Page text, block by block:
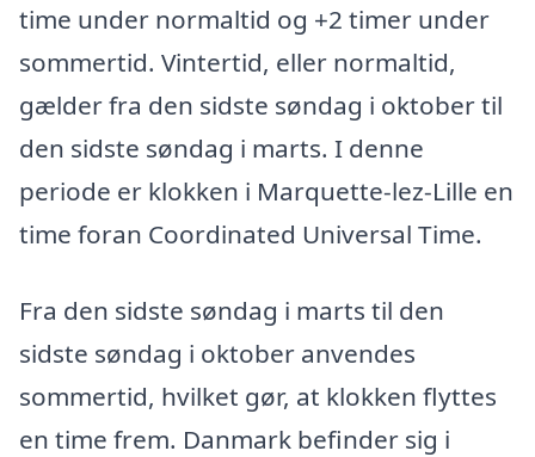
time under normaltid og +2 timer under
sommertid. Vintertid, eller normaltid,
gælder fra den sidste søndag i oktober til
den sidste søndag i marts. I denne
periode er klokken i Marquette-lez-Lille en
time foran Coordinated Universal Time.
Fra den sidste søndag i marts til den
sidste søndag i oktober anvendes
sommertid, hvilket gør, at klokken flyttes
en time frem. Danmark befinder sig i